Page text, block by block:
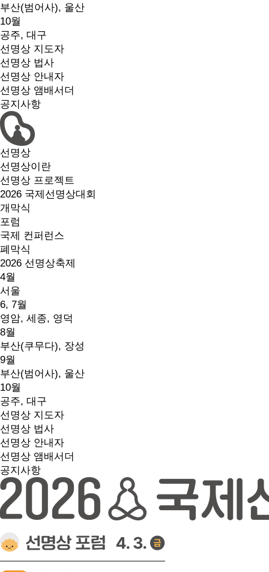
부산(범어사), 울산
10월
공주, 대구
선명상 지도자
선명상 법사
선명상 안내자
선명상 앰배서더
공지사항
선명상
선명상이란
선명상 프로젝트
2026 국제선명상대회
개막식
포럼
국제 컨퍼런스
폐막식
2026 선명상축제
4월
서울
6, 7월
영암, 세종, 영덕
8월
부산(쿠무다), 장성
9월
부산(범어사), 울산
10월
공주, 대구
선명상 지도자
선명상 법사
선명상 안내자
선명상 앰배서더
공지사항